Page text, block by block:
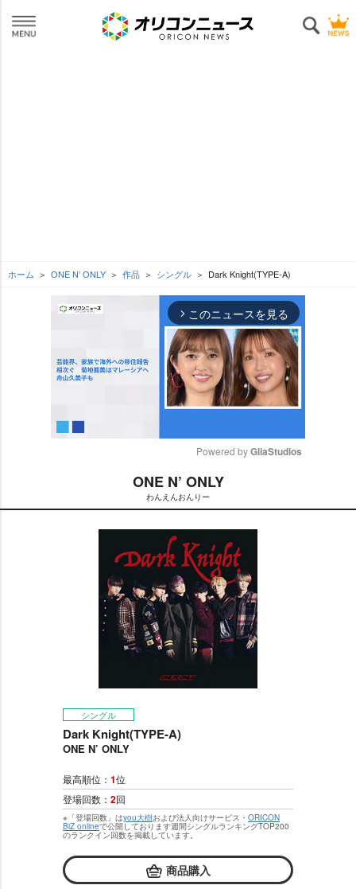
ホーム ONE N’ ONLY 作品 シングル Dark Knight(TYPE-A)
arrow_forward_ios このニュースを見る
t
e
Powered by GliaStudios
ONE N’ ONLY
わんえんおんりー
シングル
Dark Knight(TYPE-A)
ONE N’ ONLY
最高順位： 1位
登場回数： 2回
※「登場回数」はyou大樹および法人向けサービス・ ORICON
BiZ onlineで公開しております週間シングルランキングTOP200
のランクイン回数を掲載しています。
商品購入